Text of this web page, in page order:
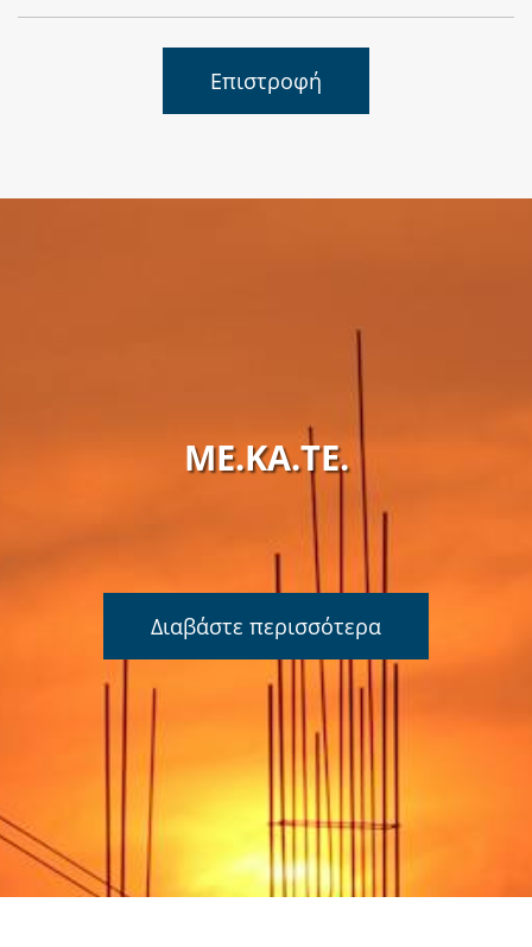
Επιστροφή
ΜΕ.ΚΑ.ΤΕ.
Διαβάστε περισσότερα